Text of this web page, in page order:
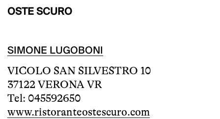
OSTE SCURO
SIMONE LUGOBONI
VICOLO SAN SILVESTRO 10
37122 VERONA VR
Tel: 045592650
www.ristoranteostescuro.com